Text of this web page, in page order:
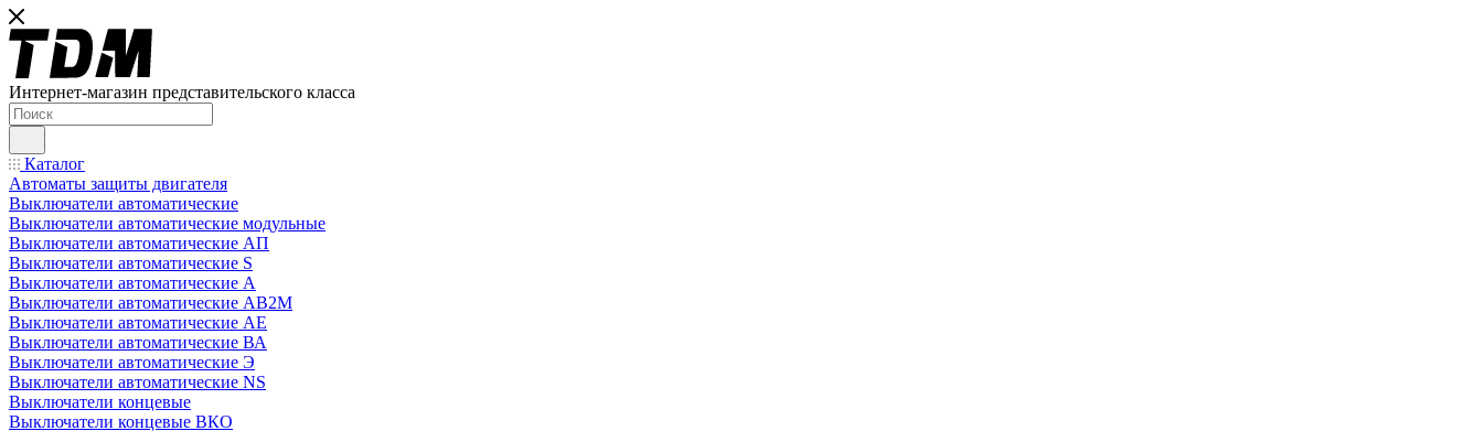
Интернет-магазин представительского класса
Каталог
Автоматы защиты двигателя
Выключатели автоматические
Выключатели автоматические модульные
Выключатели автоматические АП
Выключатели автоматические S
Выключатели автоматические А
Выключатели автоматические АВ2М
Выключатели автоматические АЕ
Выключатели автоматические ВА
Выключатели автоматические Э
Выключатели автоматические NS
Выключатели концевые
Выключатели концевые ВКО